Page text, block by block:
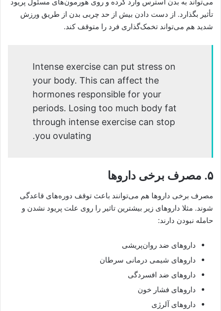
تأثیر بگذارد. از دست دادن بیش از حد چربی بدن از طریق ورزش
شدید هم می‌تواند تخمک‌گذاری فرد را متوقف کند.
Intense exercise can put stress on
your body. This can affect the
hormones responsible for your
periods. Losing too much body fat
through intense exercise can stop
you ovulating.
۵. مصرف برخی داروها
مصرف برخی داروها هم می‌توانند باعث توقف دوره‌های قاعدگی
شوند. مثلا داروهای زیر بیشترین تاثیر را روی علت پریود نشدن و
حامله نبودن دارند:
داروهای ضد روان‌پریشی
داروهای شیمی درمانی سرطان
داروهای ضد افسردگی
داروهای فشار خون
داروهای آلرژی